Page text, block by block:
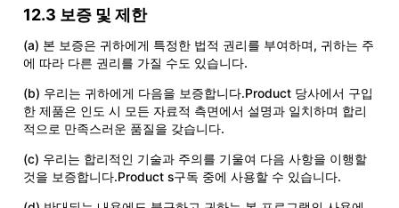
12.3 보증 및 제한
(a) 본 보증은 귀하에게 특정한 법적 권리를 부여하며, 귀하는 주
에 따라 다른 권리를 가질 수도 있습니다.
(b) 우리는 귀하에게 다음을 보증합니다.Product 당사에서 구입
한 제품은 인도 시 모든 자료적 측면에서 설명과 일치하며 합리
적으로 만족스러운 품질을 갖습니다.
(c) 우리는 합리적인 기술과 주의를 기울여 다음 사항을 이행할
것을 보증합니다.Product s구독 중에 사용할 수 있습니다.